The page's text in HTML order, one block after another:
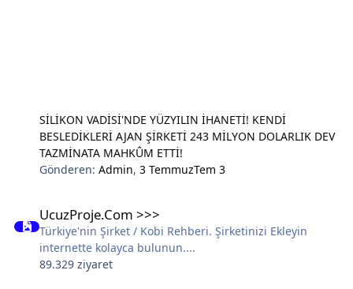
SİLİKON VADİSİ'NDE YÜZYILIN İHANETİ! KENDİ
BESLEDİKLERİ AJAN ŞİRKETİ 243 MİLYON DOLARLIK DEV
TAZMİNATA MAHKÛM ETTİ!
Gönderen:Admin,3 TemmuzTem 3
UcuzProje.Com >>>
Türkiye'nin Şirket / Kobi Rehberi. Şirketinizi Ekleyin
internette kolayca bulunun....
89.329 ziyaret